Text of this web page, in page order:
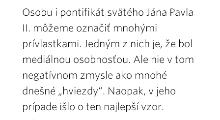
Osobu i pontifikát svätého Jána Pavla
II. môžeme označiť mnohými
prívlastkami. Jedným z nich je, že bol
mediálnou osobnosťou. Ale nie v tom
negatívnom zmysle ako mnohé
dnešné „hviezdy“. Naopak, v jeho
prípade išlo o ten najlepší vzor.